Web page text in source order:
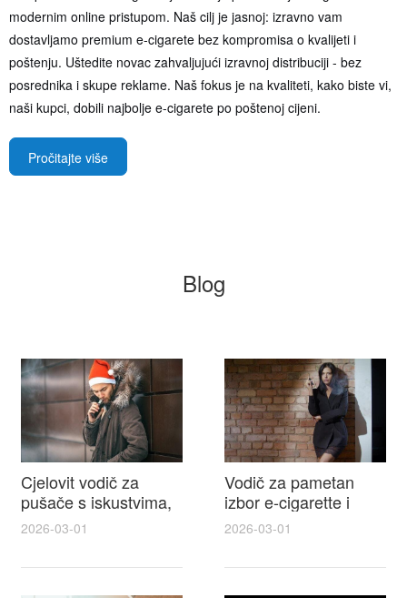
modernim online pristupom. Naš cilj je jasnoj: izravno vam
dostavljamo premium e-cigarete bez kompromisa o kvalijeti i
poštenju. Uštedite novac zahvaljujući izravnoj distribuciji - bez
posrednika i skupe reklame. Naš fokus je na kvaliteti, kako biste vi,
naši kupci, dobili najbolje e-cigarete po poštenoj cijeni.
Pročitajte više
Blog
Cjelovit vodič za
pušače s iskustvima,
recenzijama i
cigarette na e cigareta
2026-03-01
Vodič za pametan
izbor e-cigarette i
savjeti kako postići
elektronske cigarete
2026-03-01